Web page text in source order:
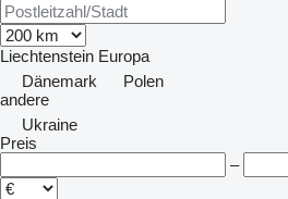
Liechtenstein Europa
Dänemark
Polen
andere
Ukraine
Preis
–